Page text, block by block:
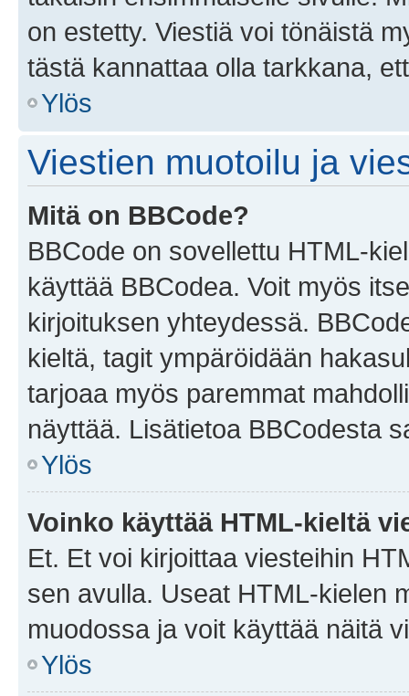
on estetty. Viestiä voi tönäistä
tästä kannattaa olla tarkkana,
Ylös
Viestien muotoilu ja
Mitä on BBCode?
BBCode on sovellettu HTML-
käyttää BBCodea. Voit myös
kirjoituksen yhteydessä.
kieltä, tagit ympäröidään
tarjoaa myös paremmat
näyttää. Lisätietoa BBCodesta
Ylös
Voinko käyttää HTML-kieltä
Et. Et voi kirjoittaa viesteihin
sen avulla. Useat HTML-kielen
muodossa ja voit käyttää näitä
Ylös